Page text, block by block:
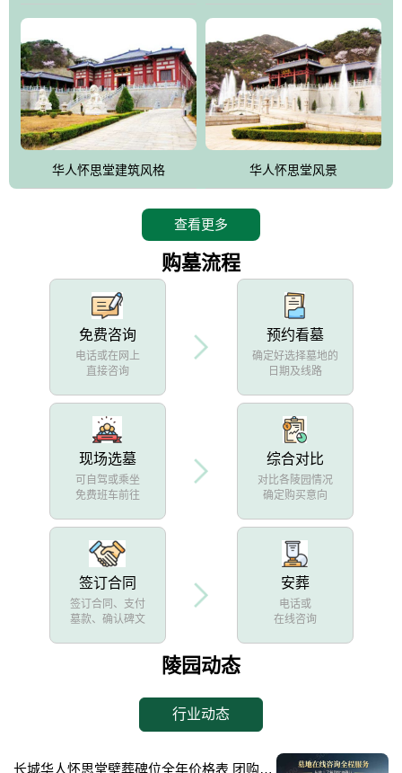
雀，后玄武"的四大吉祥物铜雕挂件。
华人怀思堂建筑风格 华人怀思堂风景
查看更多
购墓流程
免费咨询
电话或在网上
直接咨询
预约看墓
确定好选择墓地的
日期及线路
现场选墓
可自驾或乘坐
免费班车前往
综合对比
对比各陵园情况
确定购买意向
签订合同
签订合同、支付
墓款、确认碑文
安葬
电话或
在线咨询
陵园动态
行业动态
长城华人怀思堂壁葬碑位全年价格表 团购享专属折扣福利详解